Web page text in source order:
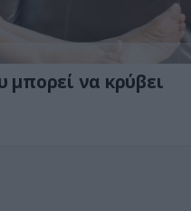
μπορεί να κρύβει